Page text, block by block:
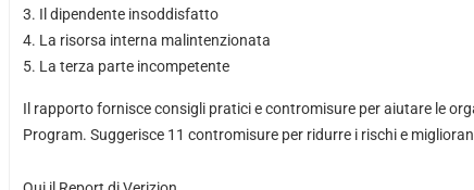
Il dipendente insoddisfatto
La risorsa interna malintenzionata
La terza parte incompetente
Il rapporto fornisce consigli pratici e contromisure per aiutare le
Program. Suggerisce 11 contromisure per ridurre i rischi e